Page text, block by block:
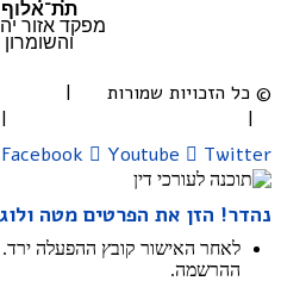
תת־אלוף
מפקד אזור
והשומרון
© כל הזכויות שמורות |
|
Facebook
Youtube Twitter
נהדר! הזן את הפרטים מטה
לאחר האישור קובץ ההפעלה
ההרשמה.